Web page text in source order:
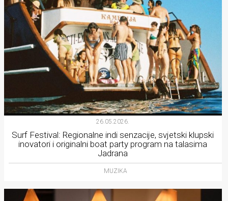
26.05.2026.
Surf Festival: Regionalne indi senzacije, svjetski klupski
inovatori i originalni boat party program na talasima
Jadrana
MUZIKA